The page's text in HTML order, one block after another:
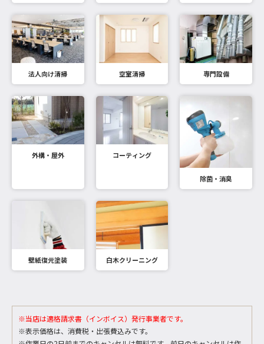
法人向け清掃 空室清掃 専門設備
外構・屋外 コーティング
除菌・消臭
壁紙復元塗装 白木クリーニング
※当店は適格請求書（インボイス）発行事業者です。
※表示価格は、消費税・出張費込みです。